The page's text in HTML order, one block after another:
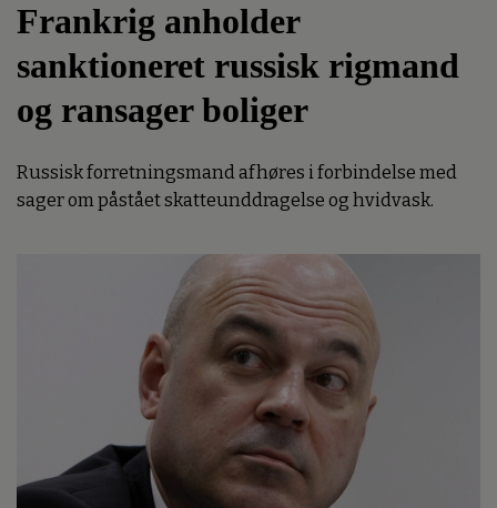
Frankrig anholder
sanktioneret russisk rigmand
og ransager boliger
Russisk forretningsmand afhøres i forbindelse med
sager om påstået skatteunddragelse og hvidvask.